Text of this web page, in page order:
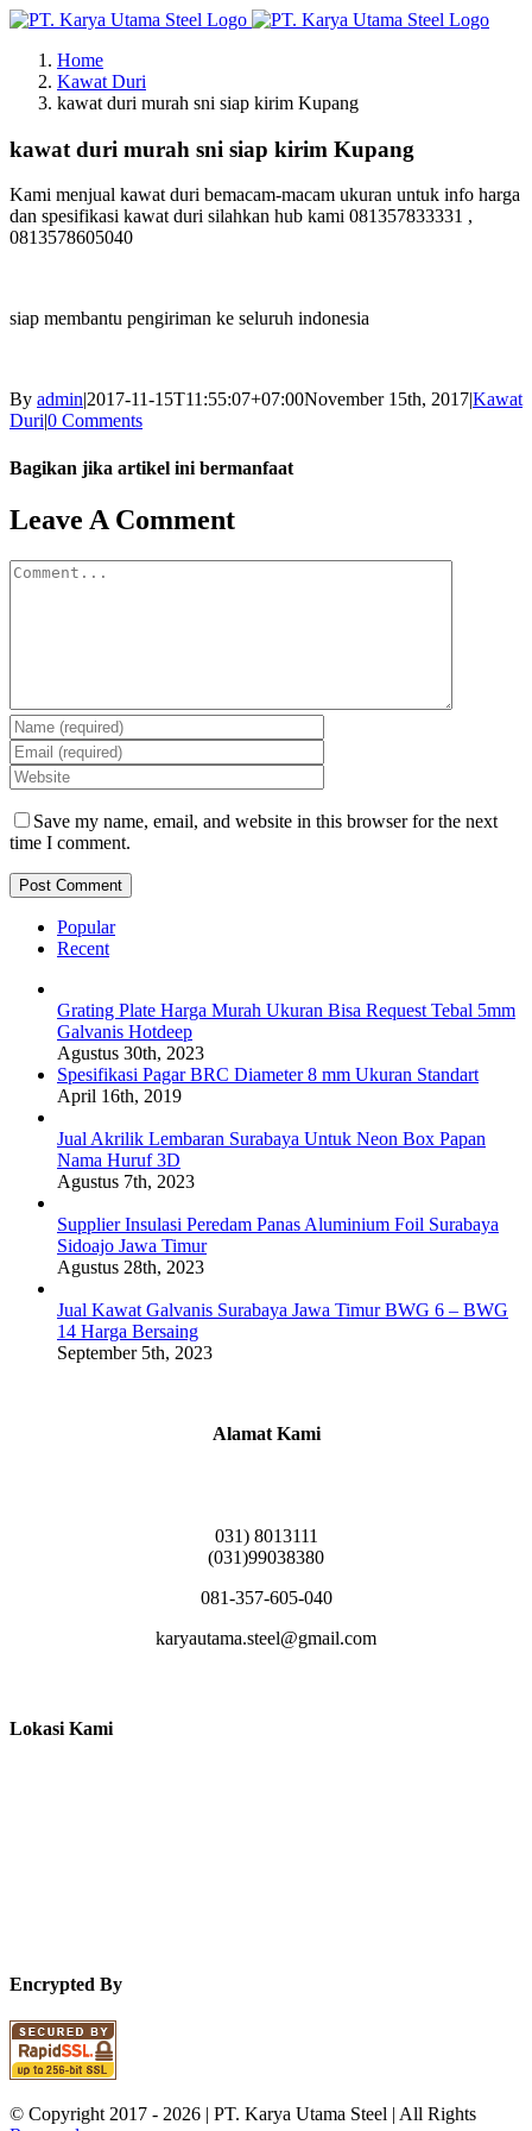
Skip
contentHome
Kawat Duri
kawat duri murah sni siap kirim Kupang
kawat duri murah sni siap kirim Kupang
Kami menjual kawat duri bemacam-macam ukuran untuk info harga
dan spesifikasi kawat duri silahkan hub kami 081357833331 ,
0813578605040
siap membantu pengiriman ke seluruh indonesia
By admin|2017-11-15T11:55:07+07:00November 15th, 2017|Kawat
Duri|0 Comments
Bagikan jika artikel ini bermanfaat
Facebook
Twitter
Reddit
LinkedIn
WhatsApp
Tumblr
Pinterest
Vk
Email
Leave A Comment
Comment
Save my name, email, and website in this browser for the next
time I comment.
Popular
Recent
Grating Plate Harga Murah Ukuran Bisa Request Tebal 5mm
Galvanis Hotdeep
Agustus 30th, 2023
Spesifikasi Pagar BRC Diameter 8 mm Ukuran Standart
April 16th, 2019
Jual Akrilik Lembaran Surabaya Untuk Neon Box Papan
Nama Huruf 3D
Agustus 7th, 2023
Supplier Insulasi Peredam Panas Aluminium Foil Surabaya
Sidoajo Jawa Timur
Agustus 28th, 2023
Jual Kawat Galvanis Surabaya Jawa Timur BWG 6 – BWG
14 Harga Bersaing
September 5th, 2023
Alamat Kami
031) 8013111
(031)99038380
081-357-605-040
karyautama.steel@gmail.com
Lokasi Kami
Encrypted By
© Copyright 2017 - 2026 | PT. Karya Utama Steel | All Rights